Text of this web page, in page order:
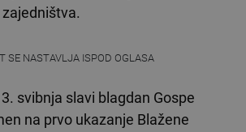
SE NASTAVLJA ISPOD OGLASA
svibnja slavi blagdan Gospe
na prvo ukazanje Blažene